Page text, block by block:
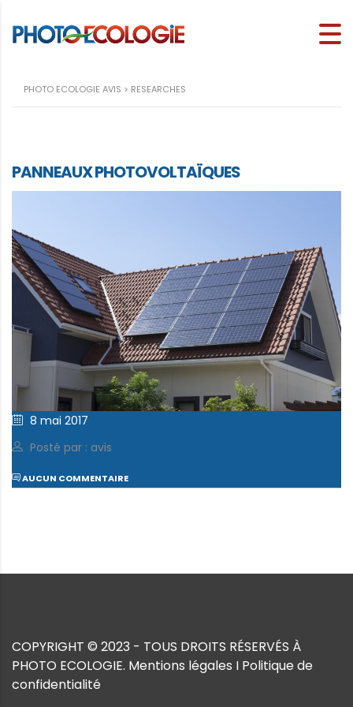
PHOTO ECOLOGIE AVIS > RESEARCHES
PANNEAUX PHOTOVOLTAÏQUES
8 mai 2017
Posté par : avis
AUCUN COMMENTAIRE
COPYRIGHT © 2023 - TOUS DROITS RÉSERVÉS À
PHOTO ECOLOGIE. Mentions légales I Politique de
confidentialité